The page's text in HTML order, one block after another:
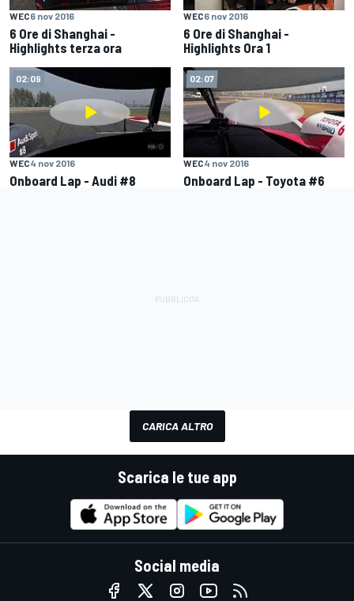
WEC6 nov 2016
6 Ore di Shanghai -
Highlights terza ora
WEC6 nov 2016
6 Ore di Shanghai -
Highlights Ora 1
02:09
WEC4 nov 2016
Onboard Lap - Audi #8
02:07
WEC4 nov 2016
Onboard Lap - Toyota #6
CARICA ALTRO
Scarica le tue app
Social media